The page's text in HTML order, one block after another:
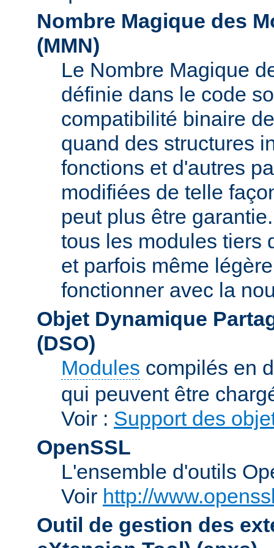
Nombre Magique des
(MMN)
Le Nombre Magique
définie dans le code
compatibilité binaire
quand des structures
fonctions et d'autres
modifiées de telle
peut plus être
tous les modules tiers
et parfois même
fonctionner avec la
Objet Dynamique
(DSO)
Modules compilés en
qui peuvent être
Voir : Support des
OpenSSL
L'ensemble d'outils
Voir http://
Outil de gestion des